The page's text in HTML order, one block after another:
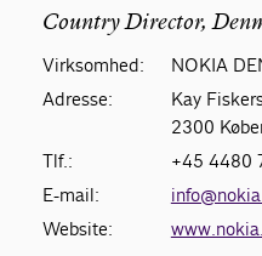
Country Director,
Virksomhed:
NOKIA
Adresse:
Kay
2300
Tlf.:
+45 4480
E-mail:
Website: